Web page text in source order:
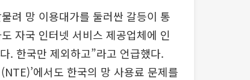
려 망 이용대가를 둘러싼 갈등이 통
자국 인터넷 서비스 제공업체에 인
. 한국만 제외하고”라고 언급했다.
에서도 한국의 망 사용료 문제를